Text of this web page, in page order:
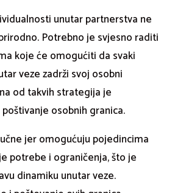
unutar partnerstva ne
Potrebno je svjesno raditi
koje će omogućiti da svaki
veze zadrži svoj osobni
od takvih strategija je
osobnih granica.
jer omogućuju pojedincima
potrebe i ograničenja, što je
dinamiku unutar veze.